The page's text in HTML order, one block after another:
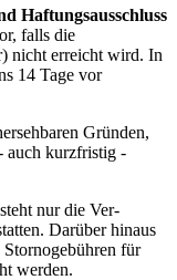
Haftungsausschluss
falls die
nicht erreicht wird. In
14 Tage vor
Gründen,
auch kurz­fristig -
nur die Ver­
Darüber hin­aus
für
wer­den.